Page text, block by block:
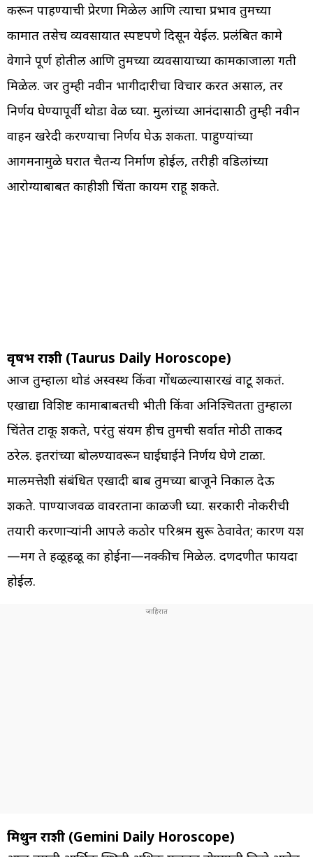
करून पाहण्याची प्रेरणा मिळेल आणि त्याचा प्रभाव तुमच्या
कामात तसेच व्यवसायात स्पष्टपणे दिसून येईल. प्रलंबित कामे
वेगाने पूर्ण होतील आणि तुमच्या व्यवसायाच्या कामकाजाला गती
मिळेल. जर तुम्ही नवीन भागीदारीचा विचार करत असाल, तर
निर्णय घेण्यापूर्वी थोडा वेळ घ्या. मुलांच्या आनंदासाठी तुम्ही नवीन
वाहन खरेदी करण्याचा निर्णय घेऊ शकता. पाहुण्यांच्या
आगमनामुळे घरात चैतन्य निर्माण होईल, तरीही वडिलांच्या
आरोग्याबाबत काहीशी चिंता कायम राहू शकते.
वृषभ राशी (Taurus Daily Horoscope)
आज तुम्हाला थोडं अस्वस्थ किंवा गोंधळल्यासारखं वाटू शकतं.
एखाद्या विशिष्ट कामाबाबतची भीती किंवा अनिश्चितता तुम्हाला
चिंतेत टाकू शकते, परंतु संयम हीच तुमची सर्वात मोठी ताकद
ठरेल. इतरांच्या बोलण्यावरून घाईघाईने निर्णय घेणे टाळा.
मालमत्तेशी संबंधित एखादी बाब तुमच्या बाजूने निकाल देऊ
शकते. पाण्याजवळ वावरताना काळजी घ्या. सरकारी नोकरीची
तयारी करणाऱ्यांनी आपले कठोर परिश्रम सुरू ठेवावेत; कारण यश
—मग ते हळूहळू का होईना—नक्कीच मिळेल. दणदणीत फायदा
होईल.
मिथुन राशी (Gemini Daily Horoscope)